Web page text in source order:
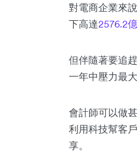
對電商企業來
下高達2576.2
但伴隨著要追
一年中壓力最大
會計師可以做
利用科技幫客
享。